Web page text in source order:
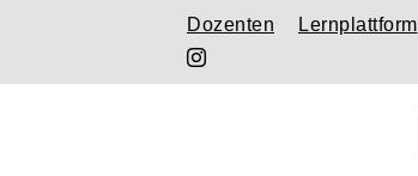
Dozenten Lernplattform